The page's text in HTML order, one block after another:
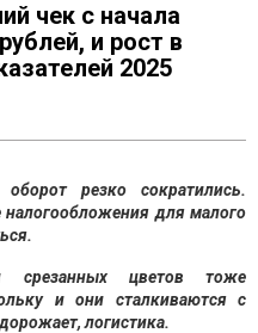
чек с начала
и рост в
2025
резко сократились.
налогообложения для малого
срезанных цветов тоже
и они сталкиваются с
логистика.